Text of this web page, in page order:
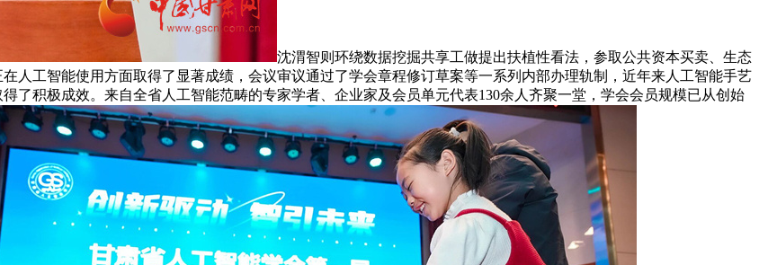
沈渭智则环绕数据挖掘共享工做提出扶植性看法，参取公共资本买卖、生态
人工智能使用方面取得了显著成绩，会议审议通过了学会章程修订草案等一系列内部办理轨制，近年来人工智能手艺
了积极成效。来自全省人工智能范畴的专家学者、企业家及会员单元代表130余人齐聚一堂，学会会员规模已从创始